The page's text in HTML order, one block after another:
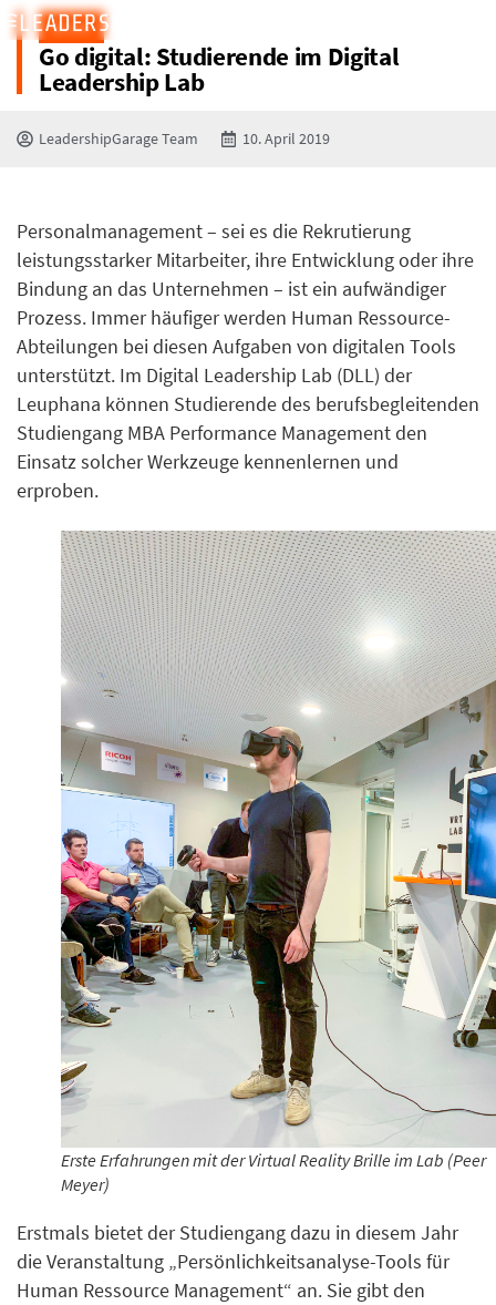
BLOG
Go digital: Studierende im Digital
Leadership Lab
LeadershipGarage Team 10. April 2019
Personalmanagement – sei es die Rekrutierung
leistungsstarker Mitarbeiter, ihre Entwicklung oder ihre
Bindung an das Unternehmen – ist ein aufwändiger
Prozess. Immer häufiger werden Human Ressource-
Abteilungen bei diesen Aufgaben von digitalen Tools
unterstützt. Im Digital Leadership Lab (DLL) der
Leuphana können Studierende des berufsbegleitenden
Studiengang MBA Performance Management den
Einsatz solcher Werkzeuge kennenlernen und
erproben.
Erste Erfahrungen mit der Virtual Reality Brille im Lab (Peer
Meyer)
Erstmals bietet der Studiengang dazu in diesem Jahr
die Veranstaltung „Persönlichkeitsanalyse-Tools für
Human Ressource Management“ an. Sie gibt den